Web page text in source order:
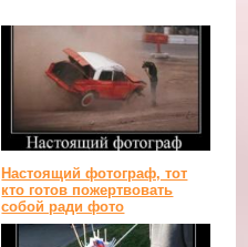
Настоящий фотограф, тот
кто готов пожертвовать
собой ради фото